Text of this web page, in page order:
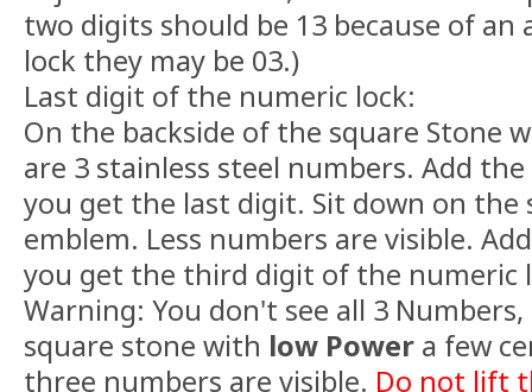
two digits should be 13 because of
lock they may be 03.)
Last digit of the numeric lock:
On the backside of the square Stone
are 3 stainless steel numbers. Add
you get the last digit. Sit down on
emblem. Less numbers are visible.
you get the third digit of the numeric
Warning: You don't see all 3
square stone with low Power a few
three numbers are visible. Do not lift